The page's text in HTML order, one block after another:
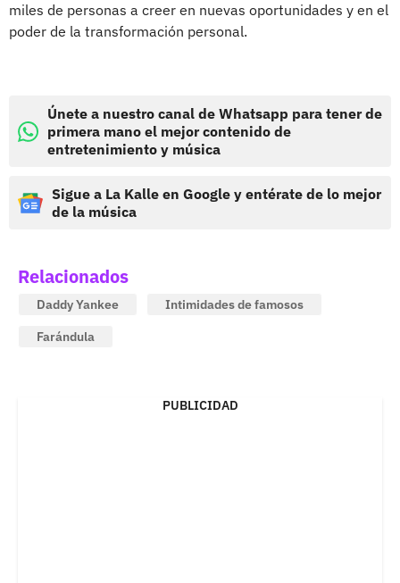
miles de personas a creer en nuevas oportunidades y en el
poder de la transformación personal.
Únete a nuestro canal de Whatsapp para tener de
primera mano el mejor contenido de
entretenimiento y música
Sigue a La Kalle en Google y entérate de lo mejor
de la música
Relacionados
Daddy Yankee
Intimidades de famosos
Farándula
PUBLICIDAD